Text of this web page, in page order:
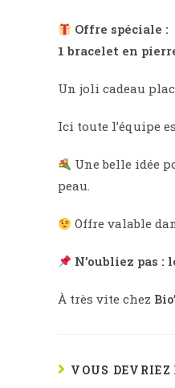
Offre spéciale :
1 bracelet en
Un joli cadeau
Ici toute l’équipe
Une belle idée
peau.
Offre valable
N’oubliez pas :
À très vite chez
VOUS